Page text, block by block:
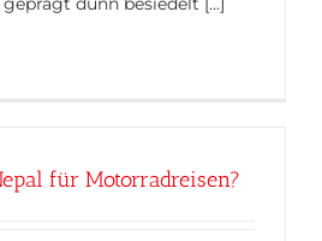
für Motorradreisen?